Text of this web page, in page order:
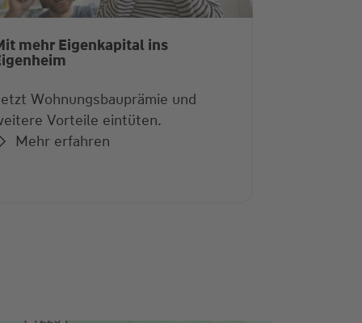
mehr Eigenkapital ins
Wohnungsbauprämie und
Vorteile eintüten.
Mehr erfahren